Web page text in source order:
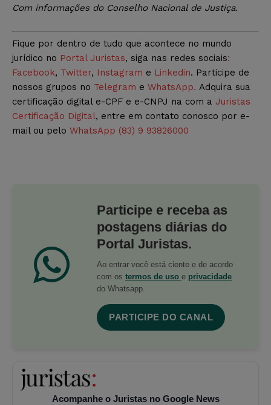
Com informações do Conselho Nacional de Justiça.
Fique por dentro de tudo que acontece no mundo
jurídico no Portal Juristas, siga nas redes sociais:
Facebook, Twitter, Instagram e Linkedin. Participe de
nossos grupos no Telegram e WhatsApp. Adquira sua
certificação digital e-CPF e e-CNPJ na com a Juristas
Certificação Digital, entre em contato conosco por e-
mail ou pelo WhatsApp (83) 9 93826000
Participe e receba as
postagens diárias do
Portal Juristas.
Ao entrar você está ciente e de acordo
com os termos de uso e privacidade
do Whatsapp.
PARTICIPE DO CANAL
Acompanhe o Juristas no Google News